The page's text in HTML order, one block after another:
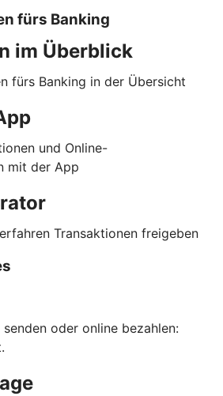
fürs Banking
im Überblick
fürs Banking in der Übersicht
und Online-
mit der App
Transaktionen freigeben
oder online bezahlen: